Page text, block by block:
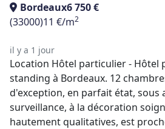
Bordeaux6 750 €
(33000)11 €/m2
il y a 1 jour
Location Hôtel particulier - Hôtel
standing à Bordeaux. 12
d'exception, en parfait état, sous
surveillance, à la décoration
hautement qualitatives, est